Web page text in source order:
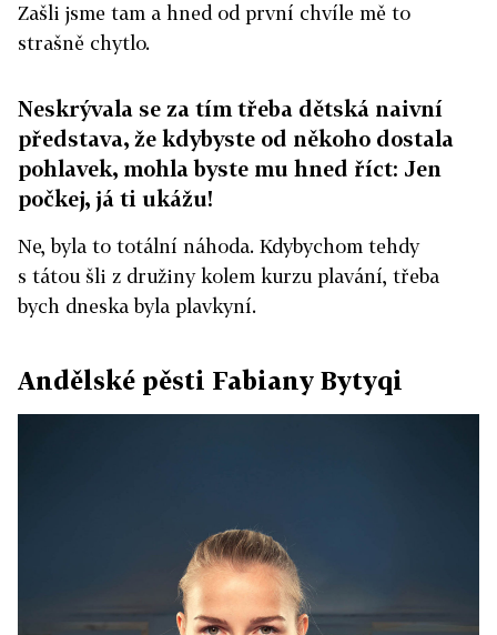
Zašli jsme tam a hned od první chvíle mě to
strašně chytlo.
Neskrývala se za tím třeba dětská naivní
představa, že kdybyste od někoho dostala
pohlavek, mohla byste mu hned říct: Jen
počkej, já ti ukážu!
Ne, byla to totální náhoda. Kdybychom tehdy
s tátou šli z družiny kolem kurzu plavání, třeba
bych dneska byla plavkyní.
Andělské pěsti Fabiany Bytyqi